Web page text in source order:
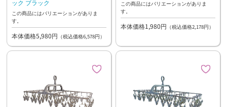
ック ブラック
この商品にはバリエーションがありま
す。
本体価格5,980円 （税込価格6,578円）
この商品にはバリエーションがありま
す。
本体価格1,980円 （税込価格2,178円）